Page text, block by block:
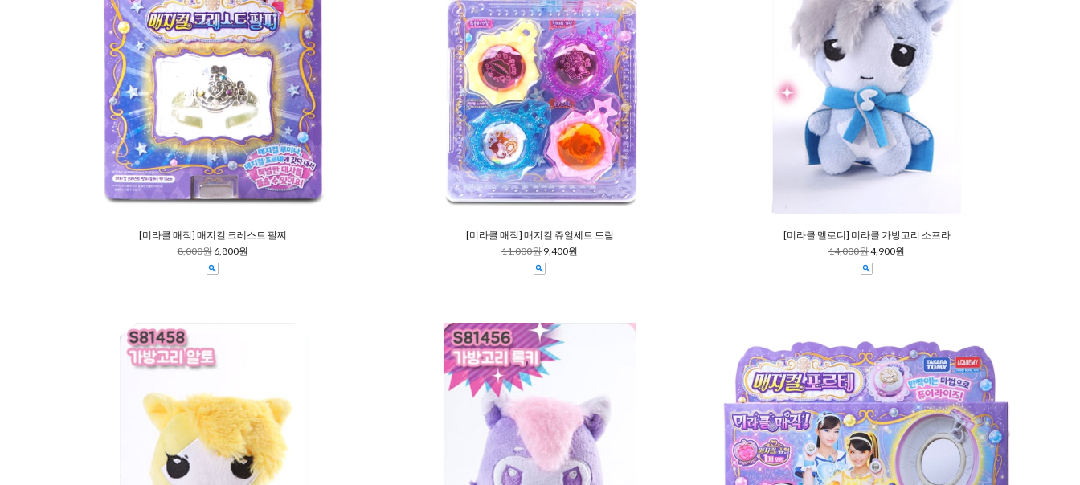
[미라클 매직] 매지컬 크레스트 팔찌
8,000원 6,800원
[미라클 매직] 매지컬 쥬얼세트 드림
11,000원 9,400원
[미라클 멜로디] 미라클 가방고리 소프라
14,000원4,900원